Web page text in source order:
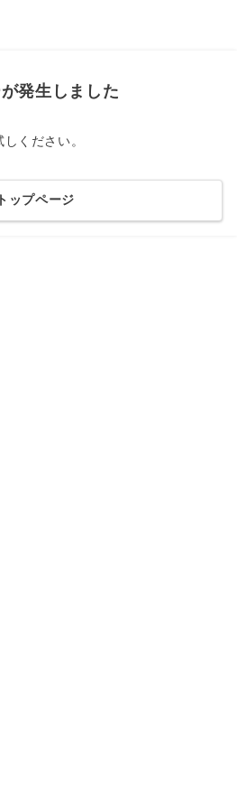
発生しました
ください。
トップページ